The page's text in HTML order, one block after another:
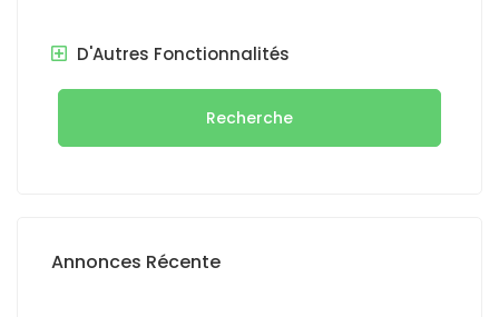
D'Autres Fonctionnalités
Recherche
Annonces Récente